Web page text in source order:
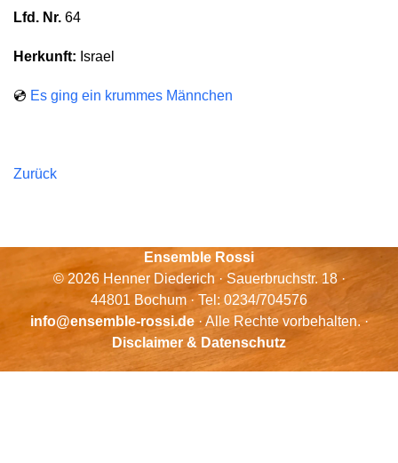
Lfd. Nr. 64
Herkunft: Israel
💿 Es ging ein krummes Männchen
Zurück
Ensemble Rossi
© 2026 Henner Diederich · Sauerbruchstr. 18 ·
44801 Bochum · Tel: 0234/704576
info@ensemble-rossi.de· Alle Rechte vorbehalten. ·
Disclaimer & Datenschutz